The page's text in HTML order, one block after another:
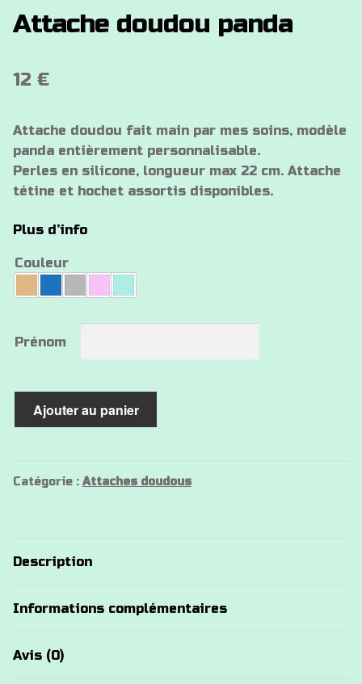
Attache doudou panda
12 €
Attache doudou fait main par mes soins, modèle
panda entièrement personnalisable.
Perles en silicone, longueur max 22 cm. Attache
tétine et hochet assortis disponibles.
Plus d’info
Couleur
Prénom
panda
Ajouter au panier
Catégorie : Attaches doudous
Description
Informations complémentaires
Avis (0)